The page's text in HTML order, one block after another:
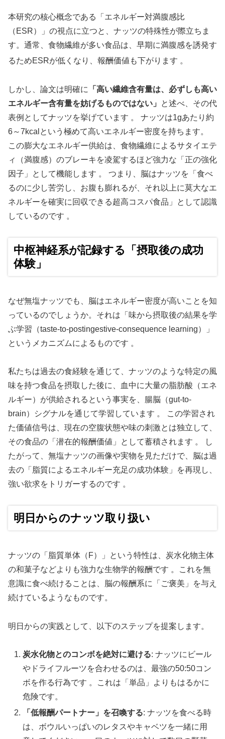
本研究の核心概念である「エネルギー対満腹感比
（ESR）」の視点に立つと、ナッツの特殊性が際立ちま
す。通常、食物繊維が多い食品は、早期に満腹感を誘発す
るためESRが低くなり、報酬価値も下がります 。
しかし、論文は明確に
「高い繊維含有量は、必ずしも高い
エネルギー含有量を妨げるものではない」
と述べ、その代
表例としてナッツを挙げています 。 ナッツは1gあたり約
6～7kcalという極めて高いエネルギー密度を持ちます。
この膨大なエネルギー供給は、食物繊維によるサタイエテ
ィ（満腹感）のブレーキを凌駕するほど強力な「正の強化
因子」として機能します 。 つまり、脳はナッツを「食べ
るのに少し苦労し、お腹も膨れるが、それ以上に莫大なエ
ネルギーを確実に回収できる超高コスパ食品」として認識
しているのです 。
中枢神経系が記録する「摂取後の成功
体験」
なぜ無塩ナッツでも、脳はエネルギー密度が高いことを知
っているのでしょうか。それは「味から摂取後の結果を学
ぶ学習（taste-to-postingestive-consequence learning）」
というメカニズムによるものです 。
私たちは過去の食経験を通じて、ナッツのような特定の風
味を持つ食品を摂取した後に、血中に大量の脂肪酸（エネ
ルギー）が供給されるという事実を、腸脳（gut-to-
brain）シグナルを通じて学習しています 。 この学習され
た価値信号は、現在の空腹状態や味の刺激とは独立して、
その食品の「潜在的報酬価値」として蓄積されます 。 し
たがって、無塩ナッツの画像や実物を見ただけで、脳は過
去の「脂質によるエネルギー充足の成功体験」を再現し、
強い欲求をトリガーするのです 。
明日からのナッツ取り扱い
ナッツの「脂質単体（F）」という特性は、炭水化物主体
の和菓子などよりも強力な生物学的報酬です 。これを無
意識に食べ続けることは、脳の報酬系に「ご褒美」を与え
続けているようなものです。
明日からの実践として、以下のステップを提案します。
炭水化物とのコンボを絶対に避ける: ナッツにビール
やドライフルーツを合わせるのは、最強の50:50コン
ボを作る行為です 。これは「単品」よりもはるかに
危険です。
「低報酬パートナー」を召喚する: ナッツを食べる時
は、ボウルいっぱいのレタスやキャベツを一緒に用